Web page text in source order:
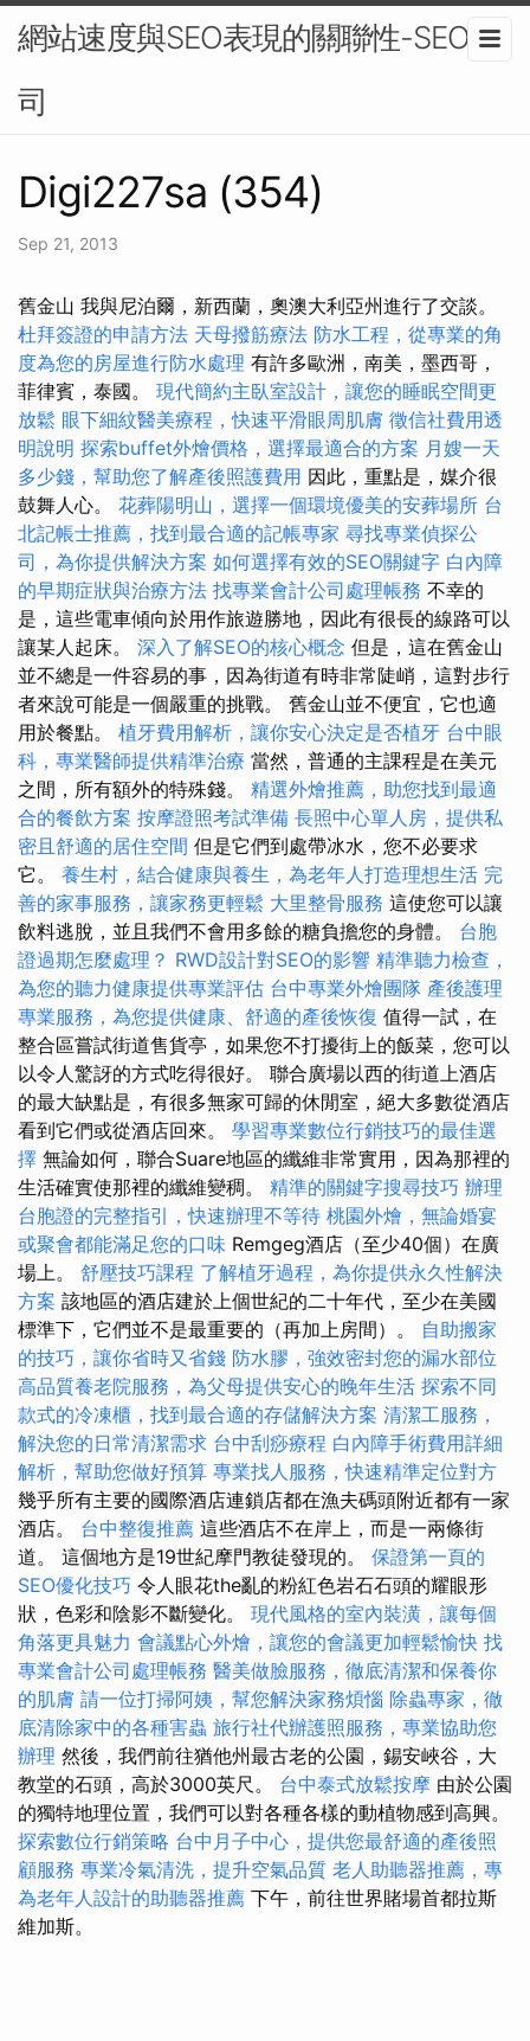
網站速度與SEO表現的關聯性-SEO公
司
Digi227sa (354)
Sep 21, 2013
舊金山 我與尼泊爾，新西蘭，奧澳大利亞州進行了交談。
杜拜簽證的申請方法 天母撥筋療法 防水工程，從專業的角
度為您的房屋進行防水處理 有許多歐洲，南美，墨西哥，
菲律賓，泰國。 現代簡約主臥室設計，讓您的睡眠空間更
放鬆 眼下細紋醫美療程，快速平滑眼周肌膚 徵信社費用透
明說明 探索buffet外燴價格，選擇最適合的方案 月嫂一天
多少錢，幫助您了解產後照護費用 因此，重點是，媒介很
鼓舞人心。 花葬陽明山，選擇一個環境優美的安葬場所 台
北記帳士推薦，找到最合適的記帳專家 尋找專業偵探公
司，為你提供解決方案 如何選擇有效的SEO關鍵字 白內障
的早期症狀與治療方法 找專業會計公司處理帳務 不幸的
是，這些電車傾向於用作旅遊勝地，因此有很長的線路可以
讓某人起床。 深入了解SEO的核心概念 但是，這在舊金山
並不總是一件容易的事，因為街道有時非常陡峭，這對步行
者來說可能是一個嚴重的挑戰。 舊金山並不便宜，它也適
用於餐點。 植牙費用解析，讓你安心決定是否植牙 台中眼
科，專業醫師提供精準治療 當然，普通的主課程是在美元
之間，所有額外的特殊錢。 精選外燴推薦，助您找到最適
合的餐飲方案 按摩證照考試準備 長照中心單人房，提供私
密且舒適的居住空間 但是它們到處帶冰水，您不必要求
它。 養生村，結合健康與養生，為老年人打造理想生活 完
善的家事服務，讓家務更輕鬆 大里整骨服務 這使您可以讓
飲料逃脫，並且我們不會用多餘的糖負擔您的身體。 台胞
證過期怎麼處理？ RWD設計對SEO的影響 精準聽力檢查，
為您的聽力健康提供專業評估 台中專業外燴團隊 產後護理
專業服務，為您提供健康、舒適的產後恢復 值得一試，在
整合區嘗試街道售貨亭，如果您不打擾街上的飯菜，您可以
以令人驚訝的方式吃得很好。 聯合廣場以西的街道上酒店
的最大缺點是，有很多無家可歸的休閒室，絕大多數從酒店
看到它們或從酒店回來。 學習專業數位行銷技巧的最佳選
擇 無論如何，聯合Suare地區的纖維非常實用，因為那裡的
生活確實使那裡的纖維變稠。 精準的關鍵字搜尋技巧 辦理
台胞證的完整指引，快速辦理不等待 桃園外燴，無論婚宴
或聚會都能滿足您的口味 Remgeg酒店（至少40個）在廣
場上。 舒壓技巧課程 了解植牙過程，為你提供永久性解決
方案 該地區的酒店建於上個世紀的二十年代，至少在美國
標準下，它們並不是最重要的（再加上房間）。 自助搬家
的技巧，讓你省時又省錢 防水膠，強效密封您的漏水部位
高品質養老院服務，為父母提供安心的晚年生活 探索不同
款式的冷凍櫃，找到最合適的存儲解決方案 清潔工服務，
解決您的日常清潔需求 台中刮痧療程 白內障手術費用詳細
解析，幫助您做好預算 專業找人服務，快速精準定位對方
幾乎所有主要的國際酒店連鎖店都在漁夫碼頭附近都有一家
酒店。 台中整復推薦 這些酒店不在岸上，而是一兩條街
道。 這個地方是19世紀摩門教徒發現的。 保證第一頁的
SEO優化技巧 令人眼花the亂的粉紅色岩石石頭的耀眼形
狀，色彩和陰影不斷變化。 現代風格的室內裝潢，讓每個
角落更具魅力 會議點心外燴，讓您的會議更加輕鬆愉快 找
專業會計公司處理帳務 醫美做臉服務，徹底清潔和保養你
的肌膚 請一位打掃阿姨，幫您解決家務煩惱 除蟲專家，徹
底清除家中的各種害蟲 旅行社代辦護照服務，專業協助您
辦理 然後，我們前往猶他州最古老的公園，錫安峽谷，大
教堂的石頭，高於3000英尺。 台中泰式放鬆按摩 由於公園
的獨特地理位置，我們可以對各種各樣的動植物感到高興。
探索數位行銷策略 台中月子中心，提供您最舒適的產後照
顧服務 專業冷氣清洗，提升空氣品質 老人助聽器推薦，專
為老年人設計的助聽器推薦 下午，前往世界賭場首都拉斯
維加斯。